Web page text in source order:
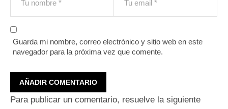
Guarda mi nombre, correo electrónico y sitio web en este
navegador para la próxima vez que comente.
Para publicar un comentario, resuelve la siguiente